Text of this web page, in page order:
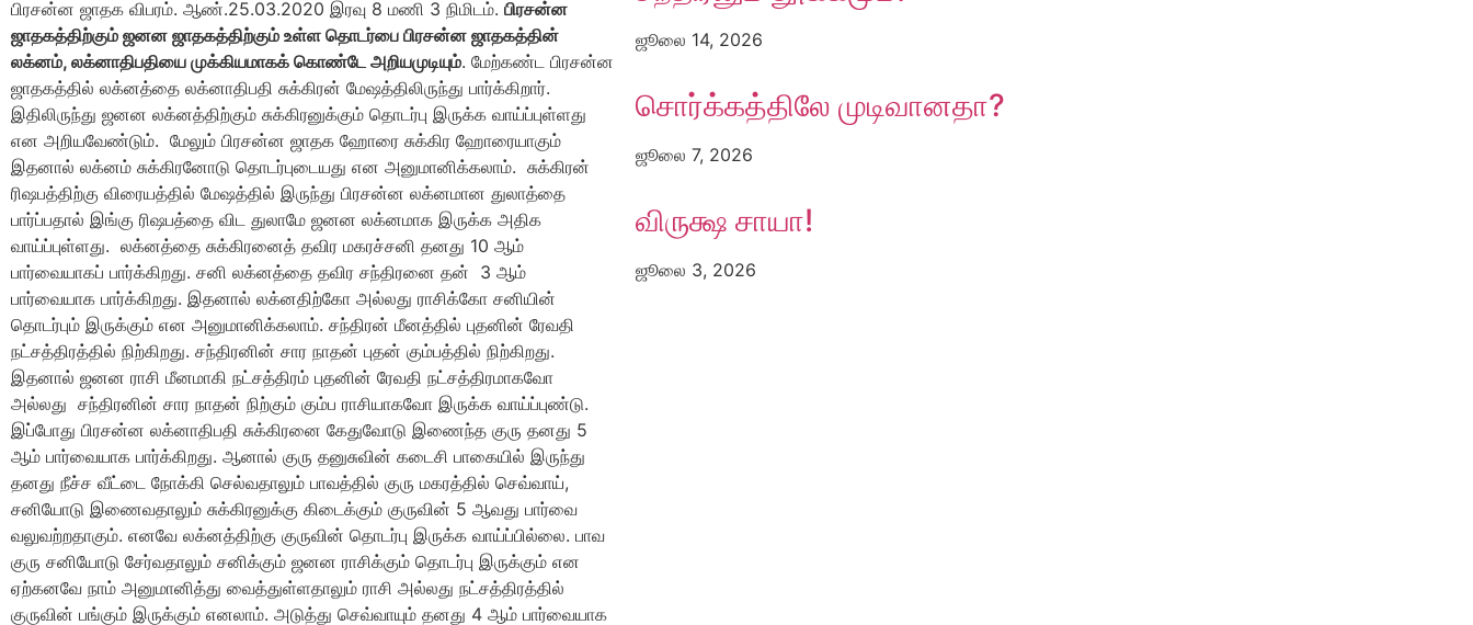
பிரசன்ன ஜாதக விபரம். ஆண்.25.03.2020 இரவு 8 மணி 3 நிமிடம். பிரசன்ன
ஜாதகத்திற்கும் ஜனன ஜாதகத்திற்கும் உள்ள தொடர்பை பிரசன்ன ஜாதகத்தின்
லக்னம், லக்னாதிபதியை முக்கியமாகக் கொண்டே அறியமுடியும். மேற்கண்ட பிரசன்ன
ஜாதகத்தில் லக்னத்தை லக்னாதிபதி சுக்கிரன் மேஷத்திலிருந்து பார்க்கிறார்.
இதிலிருந்து ஜனன லக்னத்திற்கும் சுக்கிரனுக்கும் தொடர்பு இருக்க வாய்ப்புள்ளது
என அறியவேண்டும். மேலும் பிரசன்ன ஜாதக ஹோரை சுக்கிர ஹோரையாகும்
இதனால் லக்னம் சுக்கிரனோடு தொடர்புடையது என அனுமானிக்கலாம். சுக்கிரன்
ரிஷபத்திற்கு விரையத்தில் மேஷத்தில் இருந்து பிரசன்ன லக்னமான துலாத்தை
பார்ப்பதால் இங்கு ரிஷபத்தை விட துலாமே ஜனன லக்னமாக இருக்க அதிக
வாய்ப்புள்ளது. லக்னத்தை சுக்கிரனைத் தவிர மகரச்சனி தனது 10 ஆம்
பார்வையாகப் பார்க்கிறது. சனி லக்னத்தை தவிர சந்திரனை தன் 3 ஆம்
பார்வையாக பார்க்கிறது. இதனால் லக்னதிற்கோ அல்லது ராசிக்கோ சனியின்
தொடர்பும் இருக்கும் என அனுமானிக்கலாம். சந்திரன் மீனத்தில் புதனின் ரேவதி
நட்சத்திரத்தில் நிற்கிறது. சந்திரனின் சார நாதன் புதன் கும்பத்தில் நிற்கிறது.
இதனால் ஜனன ராசி மீனமாகி நட்சத்திரம் புதனின் ரேவதி நட்சத்திரமாகவோ
அல்லது சந்திரனின் சார நாதன் நிற்கும் கும்ப ராசியாகவோ இருக்க வாய்ப்புண்டு.
இப்போது பிரசன்ன லக்னாதிபதி சுக்கிரனை கேதுவோடு இணைந்த குரு தனது 5
ஆம் பார்வையாக பார்க்கிறது. ஆனால் குரு தனுசுவின் கடைசி பாகையில் இருந்து
தனது நீச்ச வீட்டை நோக்கி செல்வதாலும் பாவத்தில் குரு மகரத்தில் செவ்வாய்,
சனியோடு இணைவதாலும் சுக்கிரனுக்கு கிடைக்கும் குருவின் 5 ஆவது பார்வை
வலுவற்றதாகும். எனவே லக்னத்திற்கு குருவின் தொடர்பு இருக்க வாய்ப்பில்லை. பாவ
குரு சனியோடு சேர்வதாலும் சனிக்கும் ஜனன ராசிக்கும் தொடர்பு இருக்கும் என
ஏற்கனவே நாம் அனுமானித்து வைத்துள்ளதாலும் ராசி அல்லது நட்சத்திரத்தில்
குருவின் பங்கும் இருக்கும் எனலாம். அடுத்து செவ்வாயும் தனது 4 ஆம் பார்வையாக
ஜூலை 14, 2026
சொர்க்கத்திலே முடிவானதா?
ஜூலை 7, 2026
விருக்ஷ சாயா!
ஜூலை 3, 2026